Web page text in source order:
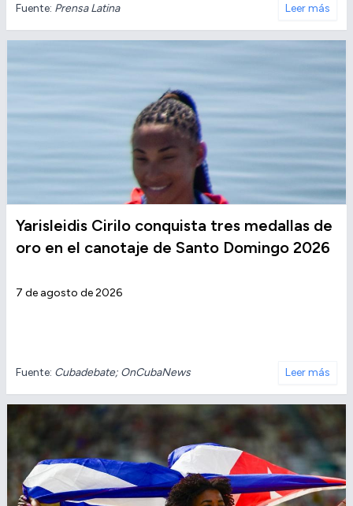
Fuente: Prensa Latina Leer más
Yarisleidis Cirilo conquista tres medallas de
oro en el canotaje de Santo Domingo 2026
7 de agosto de 2026
Fuente: Cubadebate; OnCubaNews Leer más